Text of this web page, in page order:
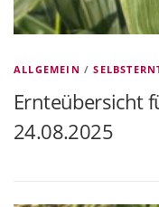
ALLGEMEIN /
Ernteübersicht
24.08.2025